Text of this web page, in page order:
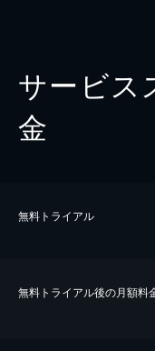
サービス
金
無料トライアル
無料トライアル後の⽉額料